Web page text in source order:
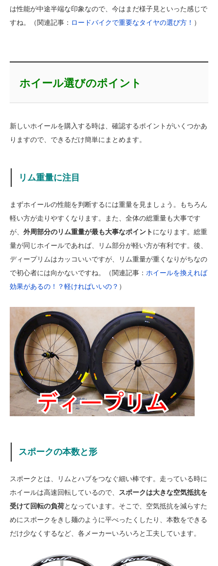
は性能が中途半端な印象なので、今はまだ様子見といった感じで
すね。（関連記事： ロードバイクで重要なタイヤの選び方！ ）
ホイール選びのポイント
新しいホイールを購入する時は、確認するポイントがいくつかあ
りますので、できるだけ簡単にまとめます。
リム重量に注目
まずホイールの性能を判断するには重量を見ましょう。もちろん
軽い方が走りやすくなります。また、全体の総重量も大事です
が、 外周部分のリム重量が最も大事なポイントになります。総重
量が同じホイールであれば、リム部分が軽い方が有利です。後、
ディープリムはカッコいいですが、リム重量が重くなりがちなの
で初心者には向かないですね。（関連記事： ホイールを換えれば
効果があるの！？軽ければいいの？ ）
スポークの本数と形
スポークとは、リムとハブをつなぐ細い棒です。走っている時に
ホイールは高速回転しているので、 スポークは大きな空気抵抗を
受けて回転の負荷となっています。そこで、空気抵抗を減らすた
めにスポークをきし麺のように平べったくしたり、本数をできる
だけ少なくするなど、各メーカーいろいろと工夫しています。